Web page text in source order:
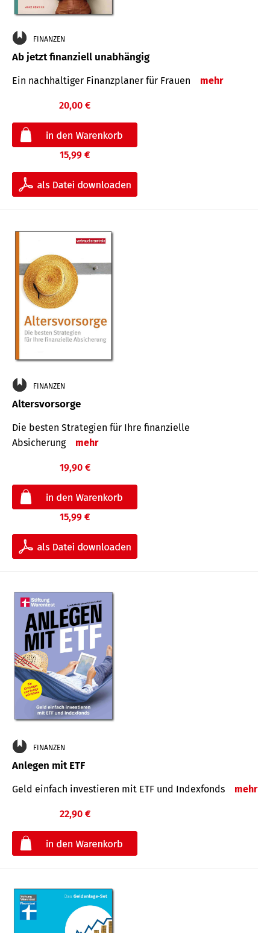
FINANZEN
Ab jetzt finanziell unabhängig
Ein nachhaltiger Finanzplaner für Frauen mehr
20,00 €
15,99 €
FINANZEN
Altersvorsorge
Die besten Strategien für Ihre finanzielle
Absicherung
mehr
19,90 €
15,99 €
FINANZEN
Anlegen mit ETF
Geld einfach investieren mit ETF und Indexfonds mehr
22,90 €